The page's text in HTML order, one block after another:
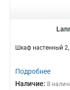
Шкаф настенный
Подробнее
Наличие: В